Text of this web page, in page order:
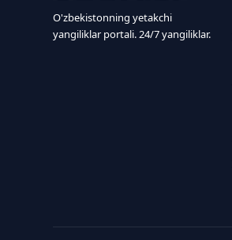
O'zbekistonning yetakchi
yangiliklar portali. 24/7 yangiliklar.